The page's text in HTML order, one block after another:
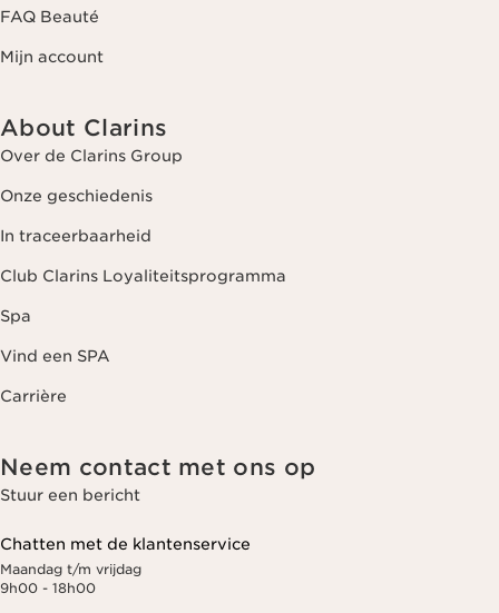
FAQ Beauté
Mijn account
About Clarins
Over de Clarins Group
Onze geschiedenis
In traceerbaarheid
Club Clarins Loyaliteitsprogramma
Spa
Vind een SPA
Carrière
Neem contact met ons op
Stuur een bericht
Chatten met de klantenservice
Maandag t/m vrijdag
9h00 - 18h00